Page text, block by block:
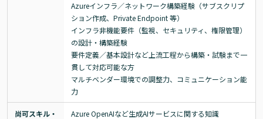
Azureインフラ／ネットワーク構築経験（サブスクリプ
ション作成、Private Endpoint 等）
インフラ非機能要件（監視、セキュリティ、権限管理）
の設計・構築経験
要件定義／基本設計など上流工程から構築・試験まで一
貫して対応可能な方
マルチベンダー環境での調整力、コミュニケーション能
力
尚可スキル・
Azure OpenAIなど生成AIサービスに関する知識